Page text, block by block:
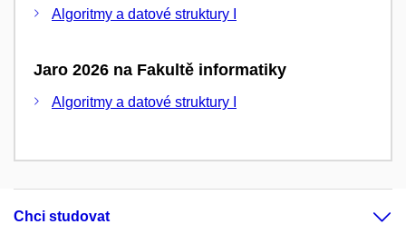
Algoritmy a datové struktury I
Jaro 2026 na Fakultě informatiky
Algoritmy a datové struktury I
Chci studovat